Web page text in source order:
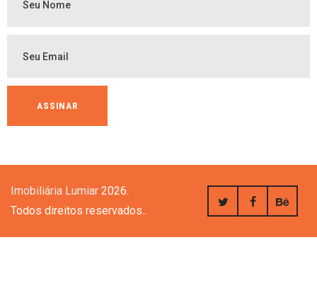
Imobiliária Lumiar 2026.
Todos direitos reservados..